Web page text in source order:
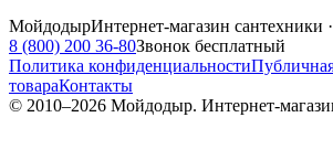
МойдодырИнтернет-магазин сантехники
8 (800) 200 36-80Звонок бесплатный
Политика конфиденциальности
товараКонтакты
© 2010–2026 Мойдодыр. Интернет-